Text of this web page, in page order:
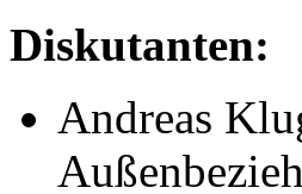
Diskutanten:
Andreas